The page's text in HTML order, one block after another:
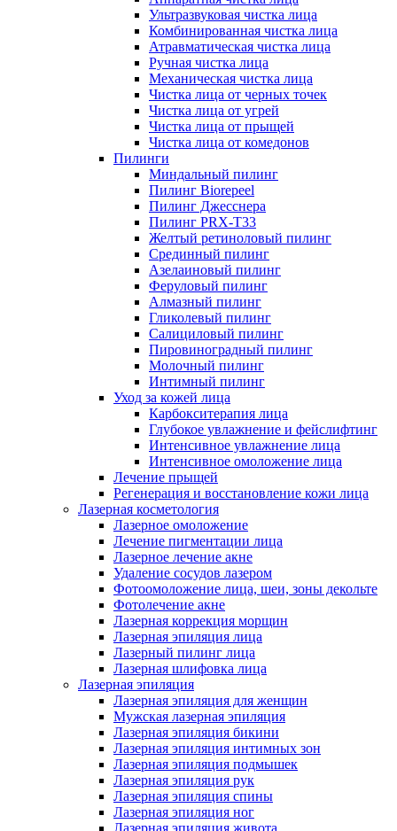
Ультразвуковая чистка лица
Комбинированная чистка лица
Атравматическая чистка лица
Ручная чистка лица
Механическая чистка лица
Чистка лица от черных точек
Чистка лица от угрей
Чистка лица от прыщей
Чистка лица от комедонов
Пилинги
Миндальный пилинг
Пилинг Biorepeel
Пилинг Джесснера
Пилинг PRX-T33
Желтый ретиноловый пилинг
Срединный пилинг
Азелаиновый пилинг
Феруловый пилинг
Алмазный пилинг
Гликолевый пилинг
Салициловый пилинг
Пировиноградный пилинг
Молочный пилинг
Интимный пилинг
Уход за кожей лица
Карбокситерапия лица
Глубокое увлажнение и фейслифтинг
Интенсивное увлажнение лица
Интенсивное омоложение лица
Лечение прыщей
Регенерация и восстановление кожи лица
Лазерная косметология
Лазерное омоложение
Лечение пигментации лица
Лазерное лечение акне
Удаление сосудов лазером
Фотоомоложение лица, шеи, зоны декольте
Фотолечение акне
Лазерная коррекция морщин
Лазерная эпиляция лица
Лазерный пилинг лица
Лазерная шлифовка лица
Лазерная эпиляция
Лазерная эпиляция для женщин
Мужская лазерная эпиляция
Лазерная эпиляция бикини
Лазерная эпиляция интимных зон
Лазерная эпиляция подмышек
Лазерная эпиляция рук
Лазерная эпиляция спины
Лазерная эпиляция ног
Лазерная эпиляция живота